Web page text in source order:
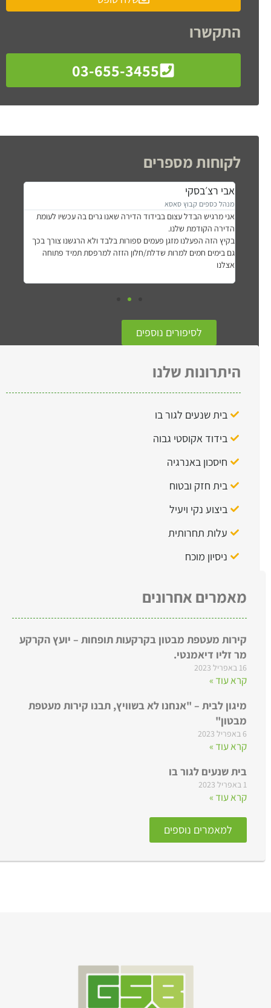
התקשרו
03-655-3455
לקוחות מספרים
אבי רצ׳בסקי
מנהל כספים קבוץ סאסא
אני מרגיש הבדל עצום בבידוד הדירה שאנו גרים בה עכשיו לעומת
הדירה הקודמת שלנו.
בקיץ הזה הפעלנו מזגן פעמים ספורות בלבד ולא הרגשנו צורך בכך
גם בימים חמים למרות שדלת/חלון הזזה למרפסת תמיד פתוחה
אצלנו
לסיפורים נוספים
היתרונות שלנו
בית שנעים לגור בו
בידוד אקוסטי גבוה
חיסכון באנרגיה
בית חזק ובטוח
ביצוע נקי ויעיל
עלות תחרותית
ניסיון מוכח
מאמרים אחרונים
קירות מעטפת מבטון בקרקעות תופחות – יועץ הקרקע
מר זליו דיאמנטי.
קרא עוד »
מיגון לבית – "אנחנו לא בשוויץ, תבנו קירות מעטפת
מבטון"
קרא עוד »
בית שנעים לגור בו
קרא עוד »
למאמרים נוספים